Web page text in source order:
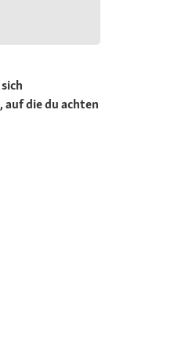
auf die du achten